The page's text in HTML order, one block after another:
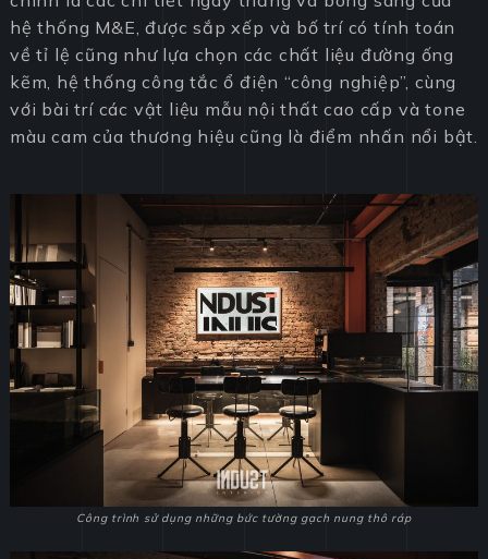
hệ thống M&E, được sắp xếp và bố trí có tính toán
về tỉ lệ cũng như lựa chọn các chất liệu đường ống
kẽm, hệ thống công tắc ổ điện “công nghiệp”, cùng
với bài trí các vật liệu mẫu nội thất cao cấp và tone
màu cam của thương hiệu cũng là điểm nhấn nổi bật.
Công trình sử dụng những bức tường gạch nung thô ráp